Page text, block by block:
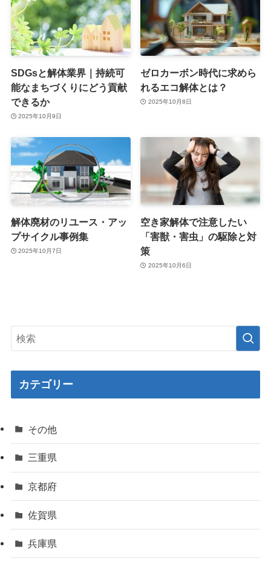
SDGsと解体業界｜持続可
能なまちづくりにどう貢献
できるか
2025年10月9日
ゼロカーボン時代に求めら
れるエコ解体とは？
2025年10月8日
解体廃材のリユース・アッ
プサイクル事例集
2025年10月7日
空き家解体で注意したい
「害獣・害虫」の駆除と対
策
2025年10月6日
カテゴリー
その他
三重県
京都府
佐賀県
兵庫県